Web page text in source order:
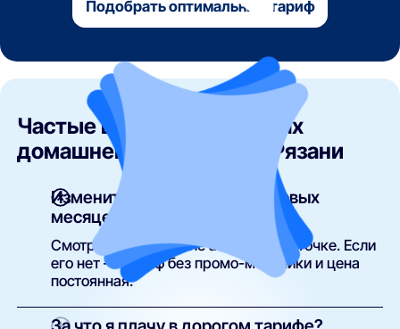
Подобрать оптимальный тариф
Частые вопросы о тарифах
домашнего интернета в Рязани
Изменится ли цена после первых
месяцев?
Смотрите поле «после акции» в карточке. Если
его нет — тариф без промо-механики и цена
постоянная.